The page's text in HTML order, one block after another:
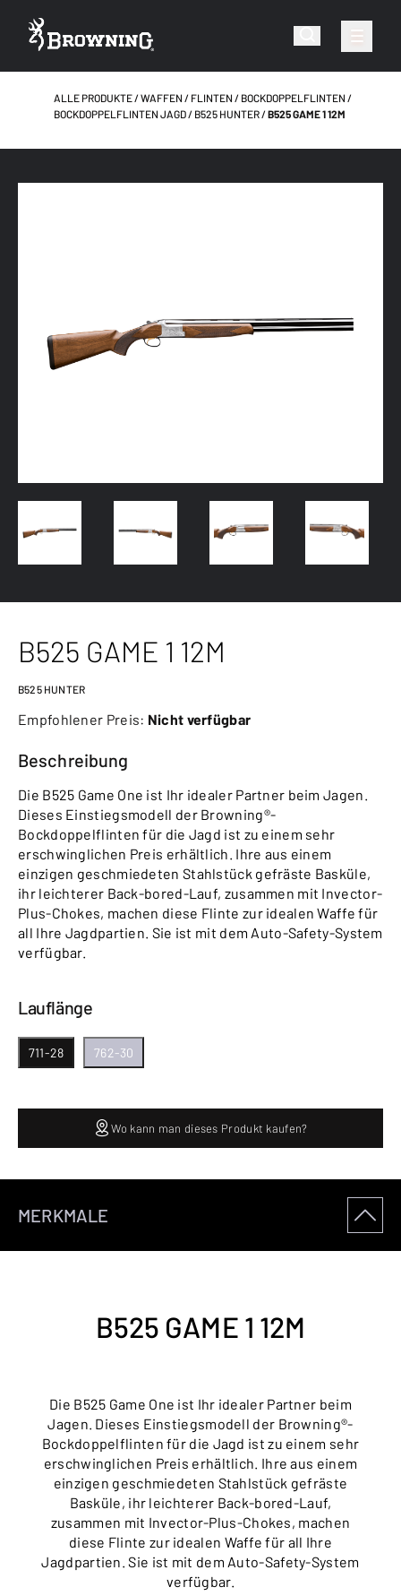
ALLE PRODUKTE WAFFEN FLINTEN
BOCKDOPPELFLINTEN
BOCKDOPPELFLINTEN JAGD
B525 HUNTER B525 GAME 1 12M
B525 GAME 1 12M
B525 HUNTER
Empfohlener Preis: Nicht verfügbar
Beschreibung
Die B525 Game One ist Ihr idealer Partner beim Jagen.
Dieses Einstiegsmodell der Browning®-
Bockdoppelflinten für die Jagd ist zu einem sehr
erschwinglichen Preis erhältlich. Ihre aus einem
einzigen geschmiedeten Stahlstück gefräste Basküle,
ihr leichterer Back-bored-Lauf, zusammen mit Invector-
Plus-Chokes, machen diese Flinte zur idealen Waffe für
all Ihre Jagdpartien. Sie ist mit dem Auto-Safety-System
verfügbar.
Lauflänge
711-28 762-30
Wo kann man dieses Produkt kaufen?
MERKMALE
B525 GAME 1 12M
Die B525 Game One ist Ihr idealer Partner beim
Jagen. Dieses Einstiegsmodell der Browning®-
Bockdoppelflinten für die Jagd ist zu einem sehr
erschwinglichen Preis erhältlich. Ihre aus einem
einzigen geschmiedeten Stahlstück gefräste
Basküle, ihr leichterer Back-bored-Lauf,
zusammen mit Invector-Plus-Chokes, machen
diese Flinte zur idealen Waffe für all Ihre
Jagdpartien. Sie ist mit dem Auto-Safety-System
verfügbar.